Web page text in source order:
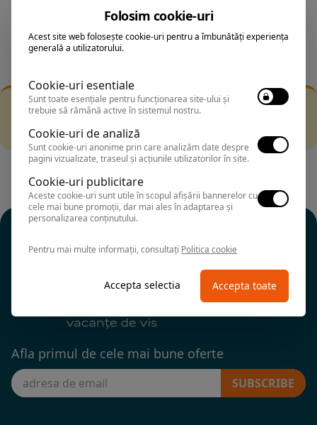
Stele 5-1
Filtrarea nu a returnat niciun rezultat
alte fitre.
Afla primul de cele mai bune oferte
SUBSCRIBE
Folosim cookie-uri
Acest site web folosește cookie-uri pentru a îmbunătăți experiența
generală a utilizatorului.
Cookie-uri esentiale
Sunt toate esențiale pentru funcționarea site-ului și
trebuie să rămână active în sistemul nostru.
Cookie-uri de analiză
Sunt cookie-uri anonime prin care analizăm date despre
pagini vizualizate, traseul și acțiunile utilizatorilor în site.
Cookie-uri publicitare
Aceste cookie-uri sunt utile în scopul afișării bannerelor cu
cele mai bune promoții, dar mai ales în adaptarea și
personalizarea conținutului.
Pentru mai multe informații, consultați Politica cookie
Accepta selectia Accepta toate